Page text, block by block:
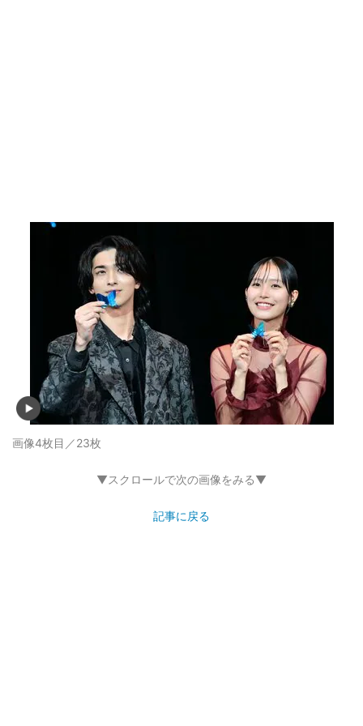
画像4枚目／23枚
▼スクロールで次の画像をみる▼
記事に戻る